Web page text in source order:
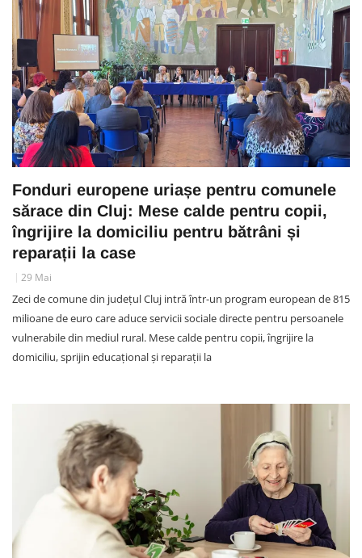
Fonduri europene uriașe pentru comunele
sărace din Cluj: Mese calde pentru copii,
îngrijire la domiciliu pentru bătrâni și
reparații la case
29 Mai
Zeci de comune din județul Cluj intră într-un program european de 815
milioane de euro care aduce servicii sociale directe pentru persoanele
vulnerabile din mediul rural. Mese calde pentru copii, îngrijire la
domiciliu, sprijin educațional și reparații la